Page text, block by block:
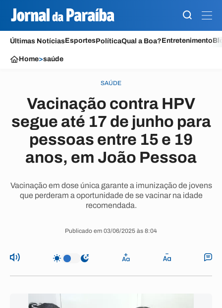
Últimas NotíciasEsportesPolíticaQual a Boa?Entretenimento
Home>saúde
SAÚDE
Vacinação contra HPV
segue até 17 de junho para
pessoas entre 15 e 19
anos, em João Pessoa
Vacinação em dose única garante a imunização de jovens
que perderam a oportunidade de se vacinar na idade
recomendada.
Publicado em 03/06/2025 às 8:04